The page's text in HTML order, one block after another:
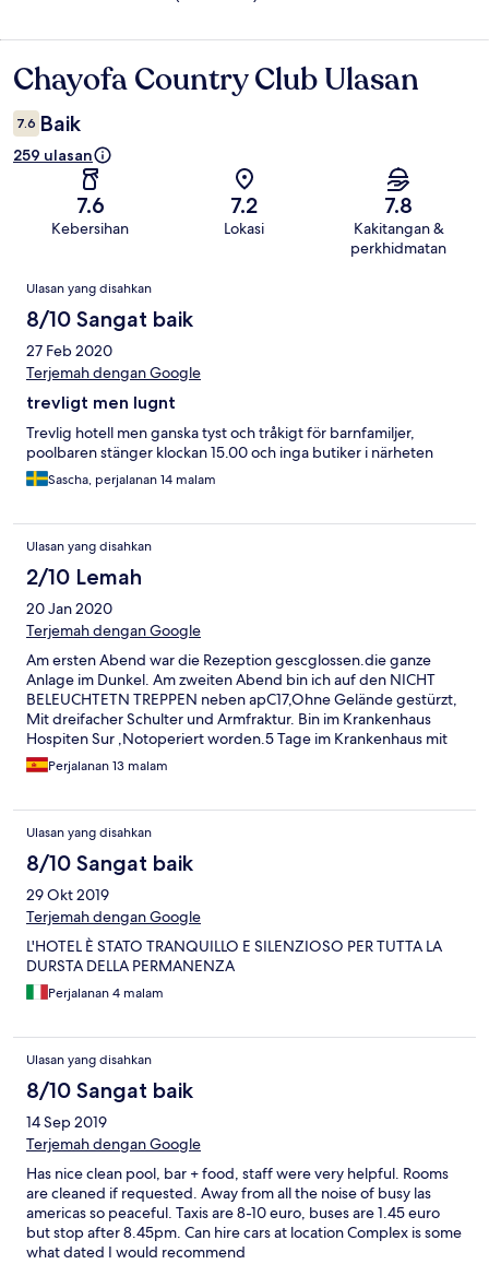
Ulasan
Chayofa Country Club Ulasan
7.6 Baik
259 ulasan
7.6
Kebersihan
7.2
Lokasi
7.8
Kakitangan &
perkhidmatan
Ulasan
Ulasan yang disahkan
8/10 Sangat baik
27 Feb 2020
Terjemah dengan Google
trevligt men lugnt
Trevlig hotell men ganska tyst och tråkigt för barnfamiljer,
poolbaren stänger klockan 15.00 och inga butiker i närheten
Sascha, perjalanan 14 malam
Ulasan yang disahkan
2/10 Lemah
20 Jan 2020
Terjemah dengan Google
Am ersten Abend war die Rezeption gescglossen.die ganze
Anlage im Dunkel. Am zweiten Abend bin ich auf den NICHT
BELEUCHTETN TREPPEN neben apC17,Ohne Gelände gestürzt,
Mit dreifacher Schulter und Armfraktur. Bin im Krankenhaus
Hospiten Sur ,Notoperiert worden.5 Tage im Krankenhaus mit
meiner Lebensgefährtin,Daniela Schor. Niemand aus dem Hotel
hat sich bei uns gemeldet.trotz anruf und email. Ich möchte
Rekuperation machen
Perjalanan 13 malam
Ulasan yang disahkan
8/10 Sangat baik
29 Okt 2019
Terjemah dengan Google
L'HOTEL È STATO TRANQUILLO E SILENZIOSO PER TUTTA LA
DURSTA DELLA PERMANENZA
Perjalanan 4 malam
Ulasan yang disahkan
8/10 Sangat baik
14 Sep 2019
Terjemah dengan Google
Has nice clean pool, bar + food, staff were very helpful. Rooms
are cleaned if requested. Away from all the noise of busy las
americas so peaceful. Taxis are 8-10 euro, buses are 1.45 euro
but stop after 8.45pm. Can hire cars at location Complex is some
what dated I would recommend